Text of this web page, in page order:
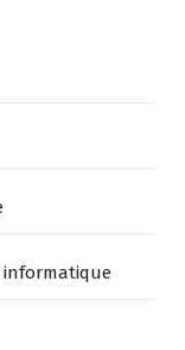
informatique